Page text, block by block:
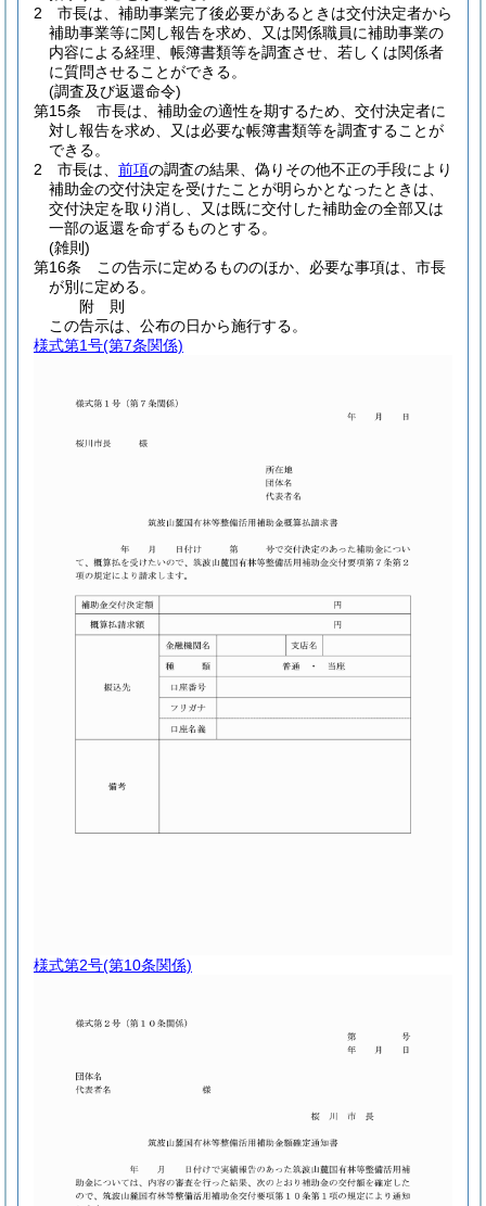
2
市長は、補助事業完了後必要があるときは交付決定者から
補助事業等に関し報告を求め、又は関係職員に補助事業の
内容による経理、帳簿書類等を調査させ、若しくは関係者
に質問させることができる。
(調査及び返還命令)
第15条
市長は、補助金の適性を期するため、交付決定者に
対し報告を求め、又は必要な帳簿書類等を調査することが
できる。
2
市長は、 前項の調査の結果、偽りその他不正の手段により
補助金の交付決定を受けたことが明らかとなったときは、
交付決定を取り消し、又は既に交付した補助金の全部又は
一部の返還を命ずるものとする。
(雑則)
第16条
この告示に定めるもののほか、必要な事項は、市長
が別に定める。
附 則
この告示は、公布の日から施行する。
様式第1号(第7条関係)
様式第2号(第10条関係)